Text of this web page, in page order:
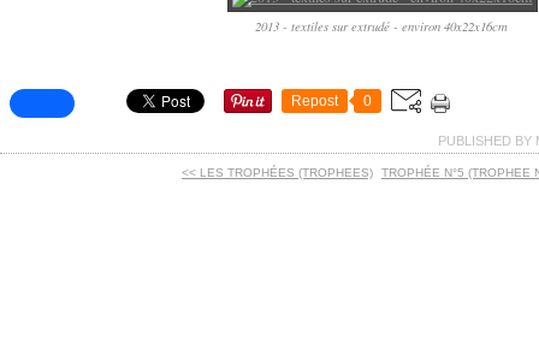
2013 - textiles sur extrudé - environ 40x22x16cm
Repost 0
PUBLISHED BY
<< LES TROPHÉES (TROPHEES) TROPHÉE N°5 (TROPHEE